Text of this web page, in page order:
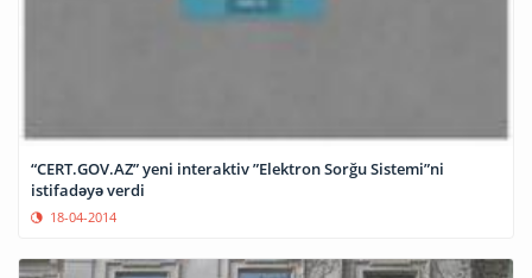
“CERT.GOV.AZ” yeni interaktiv ”Elektron Sorğu Sistemi”ni
istifadəyə verdi
18-04-2014